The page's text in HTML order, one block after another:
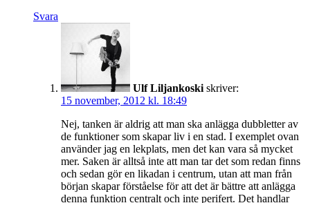
Svara
Ulf Liljankoski skriver:
15 november, 2012 kl. 18:49
Nej, tanken är aldrig att man ska anlägga dubbletter av
de funktioner som skapar liv i en stad. I exemplet ovan
använder jag en lekplats, men det kan vara så mycket
mer. Saken är alltså inte att man tar det som redan finns
och sedan gör en likadan i centrum, utan att man från
början skapar förståelse för att det är bättre att anlägga
denna funktion centralt och inte perifert. Det handlar